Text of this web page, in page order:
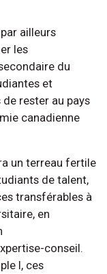
ailleurs
les
du
et
rester au pays
canadienne
un terreau fertile
de talent,
transférables à
en
conseil.
I, ces